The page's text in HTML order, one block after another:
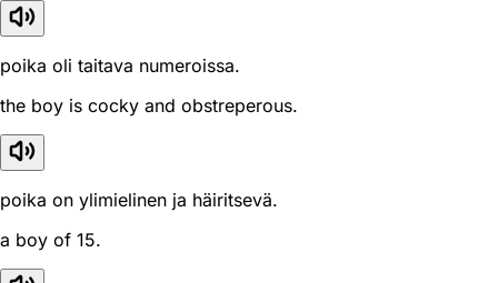
poika oli taitava numeroissa.
the boy is cocky and obstreperous.
poika on ylimielinen ja häiritsevä.
a boy of 15.